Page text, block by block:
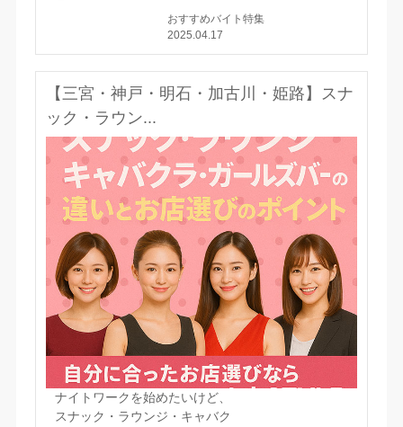
おすすめバイト特集
2025.04.17
【三宮・神戸・明石・加古川・姫路】スナ
ック・ラウン...
ナイトワークを始めたいけど、
スナック・ラウンジ・キャバク